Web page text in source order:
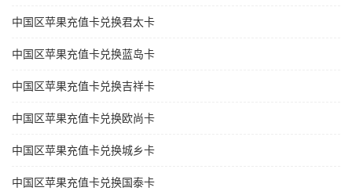
中国区苹果充值卡兑换君太卡
中国区苹果充值卡兑换蓝岛卡
中国区苹果充值卡兑换吉祥卡
中国区苹果充值卡兑换欧尚卡
中国区苹果充值卡兑换城乡卡
中国区苹果充值卡兑换国泰卡